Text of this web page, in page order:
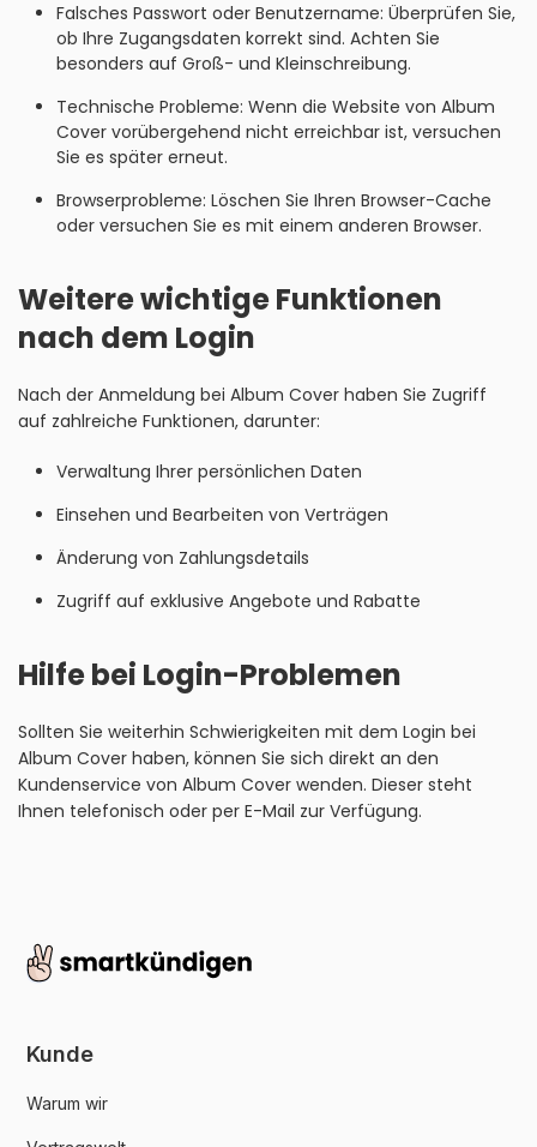
Falsches Passwort oder Benutzername: Überprüfen Sie,
ob Ihre Zugangsdaten korrekt sind. Achten Sie
besonders auf Groß- und Kleinschreibung.
Technische Probleme: Wenn die Website von Album
Cover vorübergehend nicht erreichbar ist, versuchen
Sie es später erneut.
Browserprobleme: Löschen Sie Ihren Browser-Cache
oder versuchen Sie es mit einem anderen Browser.
Weitere wichtige Funktionen
nach dem Login
Nach der Anmeldung bei Album Cover haben Sie Zugriff
auf zahlreiche Funktionen, darunter:
Verwaltung Ihrer persönlichen Daten
Einsehen und Bearbeiten von Verträgen
Änderung von Zahlungsdetails
Zugriff auf exklusive Angebote und Rabatte
Hilfe bei Login-Problemen
Sollten Sie weiterhin Schwierigkeiten mit dem Login bei
Album Cover haben, können Sie sich direkt an den
Kundenservice von Album Cover wenden. Dieser steht
Ihnen telefonisch oder per E-Mail zur Verfügung.
Kunde
Warum wir